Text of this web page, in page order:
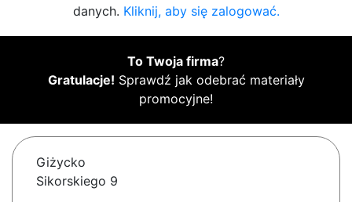
danych. Kliknij, aby się zalogować.
To Twoja firma?
Gratulacje! Sprawdź jak odebrać materiały
promocyjne!
Giżycko
Sikorskiego 9